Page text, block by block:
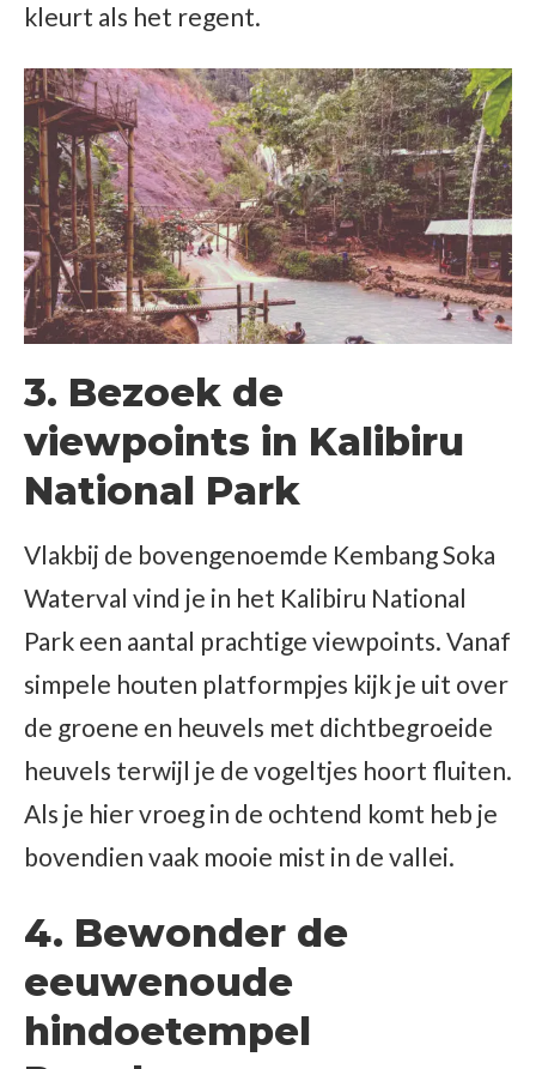
kleurt als het regent.
3. Bezoek de
viewpoints in Kalibiru
National Park
Vlakbij de bovengenoemde Kembang Soka
Waterval vind je in het Kalibiru National
Park een aantal prachtige viewpoints. Vanaf
simpele houten platformpjes kijk je uit over
de groene en heuvels met dichtbegroeide
heuvels terwijl je de vogeltjes hoort fluiten.
Als je hier vroeg in de ochtend komt heb je
bovendien vaak mooie mist in de vallei.
4. Bewonder de
eeuwenoude
hindoetempel